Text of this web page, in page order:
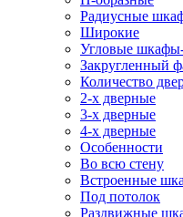
Радиусные
Широкие
Угловые
Закругленный
Количество
2-х дверные
3-х дверные
4-х дверные
Особенности
Во всю стену
Встроенные
Под потолок
Раздвижные